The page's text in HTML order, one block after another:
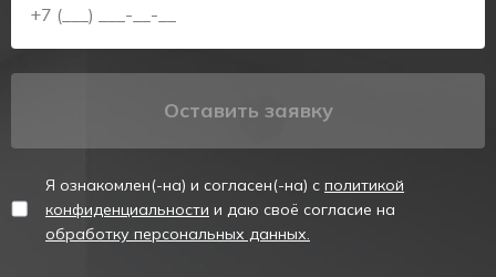
Может подключаться к сети напряжением 220 ~ 240 В.
Указатель обеспечивает стабильный световой поток в
предъявляемым к аварийному и светодиодному
делает его универсальным в использовании.
Аварийный светодиодный светильник PL EM 3.0
Оставить заявку
Я ознакомлен(-на) и согласен(-на) с политикой
конфиденциальности и даю своё согласие на
обработку персональных данных.